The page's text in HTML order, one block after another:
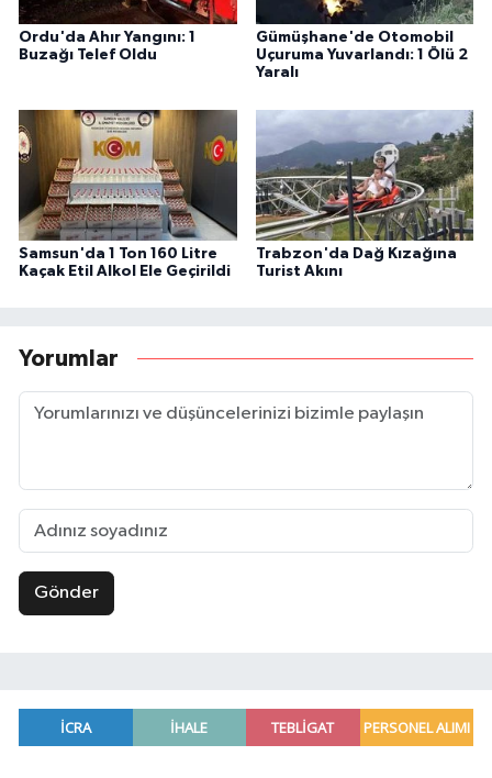
Ordu'da Ahır Yangını: 1
Buzağı Telef Oldu
Gümüşhane'de Otomobil
Uçuruma Yuvarlandı: 1 Ölü 2
Yaralı
Samsun'da 1 Ton 160 Litre
Kaçak Etil Alkol Ele Geçirildi
Trabzon'da Dağ Kızağına
Turist Akını
Yorumlar
Gönder